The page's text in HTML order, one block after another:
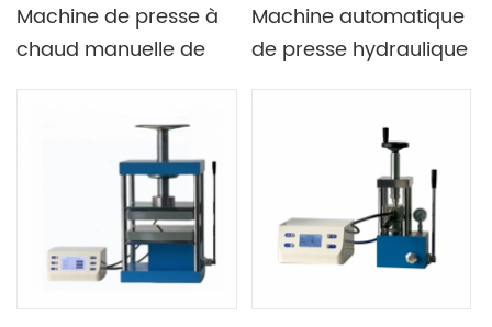
Machine de presse à
chaud manuelle de
de laboratoire 300C
d'isolation thermique
Machine automatique
de presse hydraulique
presse à huile